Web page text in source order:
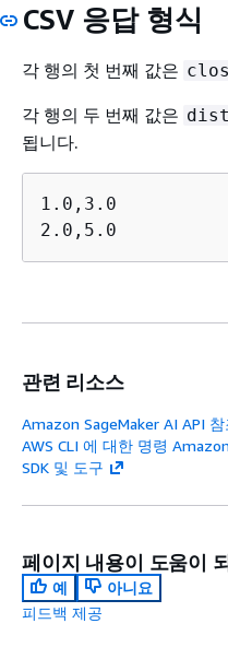
CSV 응답 형식
각 행의 첫 번째 값은
각 행의 두 번째 값은
됩니다.
1.0,3.0
2.0,5.0
관련 리소스
Amazon SageMaker AI API 참
AWS CLI 에 대한 명령
SDK 및 도구
페이지 내용이 도움이
예
아니요
피드백 제공